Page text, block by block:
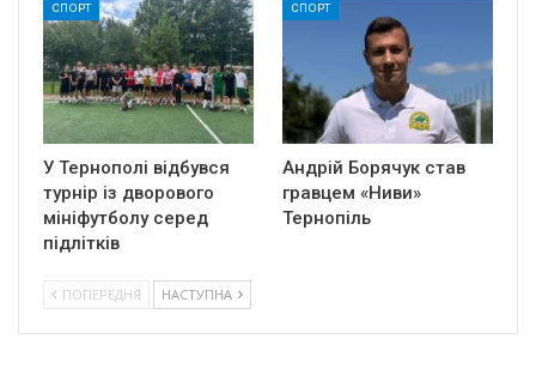
СПОРТ
У Тернополі відбувся
турнір із дворового
мініфутболу серед
підлітків
СПОРТ
Андрій Борячук став
гравцем «Ниви»
Тернопіль
ПОПЕРЕДНЯ НАСТУПНА